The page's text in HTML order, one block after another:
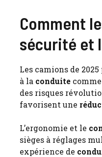
Comment
sécurité et
Les camions de
à la conduite
des risques
favorisent une
L’ergonomie et le
sièges à réglages
expérience de